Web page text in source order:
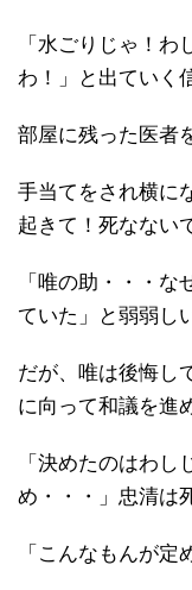
「水ごりじゃ！
わ！」と出ていく
部屋に残った医者
手当てをされ横に
起きて！死なない
「唯の助・・・
ていた」と弱弱し
だが、唯は後悔し
に向って和議を進
「決めたのはわ
め・・・」忠清は
「こんなもんが定